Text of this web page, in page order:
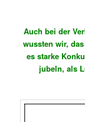
Auch bei der
wussten wir,
es starke
jubeln, als